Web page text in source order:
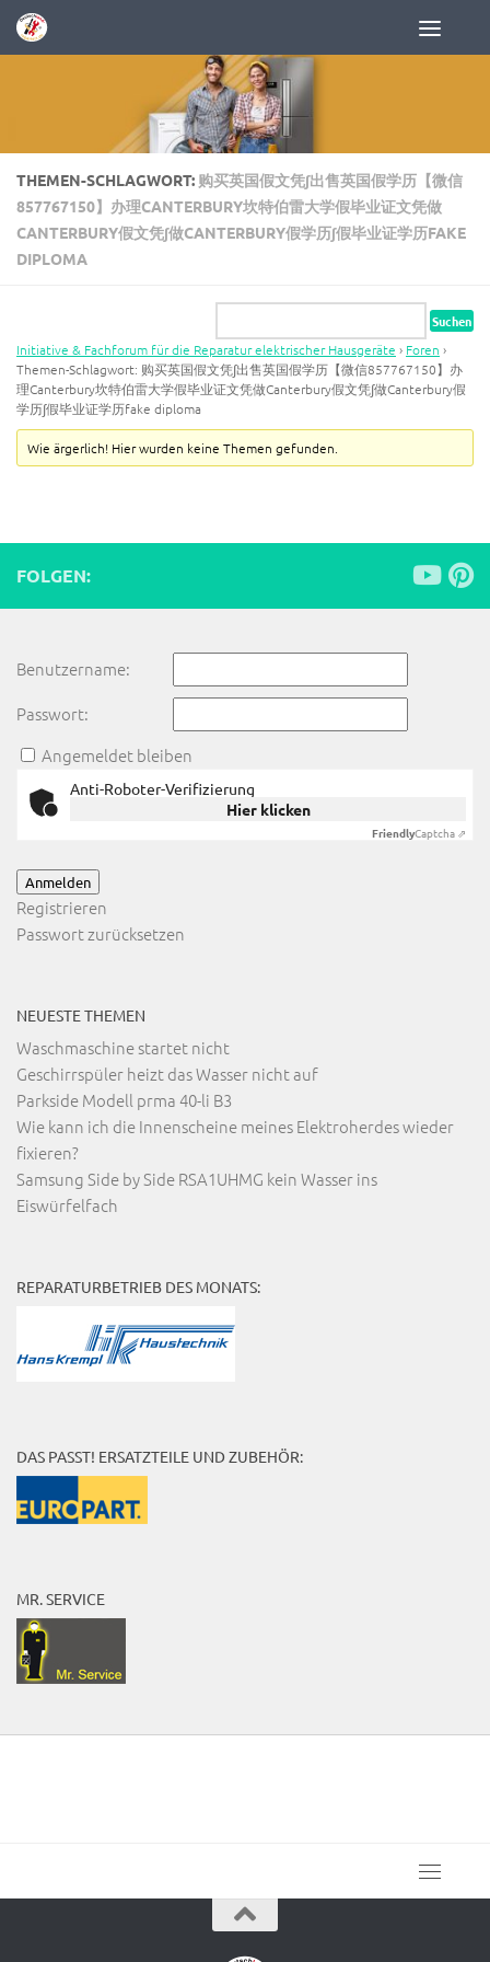
Zum Inhalt springen
THEMEN-SCHLAGWORT: 购买英国假文凭∫出售英国假学历【微信
857767150】办理CANTERBURY坎特伯雷大学假毕业证文凭做
CANTERBURY假文凭∫做CANTERBURY假学历∫假毕业证学历FAKE
DIPLOMA
Initiative & Fachforum für die Reparatur elektrischer Hausgeräte › Foren ›
Themen-Schlagwort: 购买英国假文凭∫出售英国假学历【微信857767150】办
理Canterbury坎特伯雷大学假毕业证文凭做Canterbury假文凭∫做Canterbury假
学历∫假毕业证学历fake diploma
Wie ärgerlich! Hier wurden keine Themen gefunden.
FOLGEN:
Benutzername:
Passwort:
Angemeldet bleiben
Anti-Roboter-Verifizierung
Hier klicken
FriendlyCaptcha ⇗
Anmelden
Registrieren
Passwort zurücksetzen
NEUESTE THEMEN
Waschmaschine startet nicht
Geschirrspüler heizt das Wasser nicht auf
Parkside Modell prma 40-li B3
Wie kann ich die Innenscheine meines Elektroherdes wieder
fixieren?
Samsung Side by Side RSA1UHMG kein Wasser ins
Eiswürfelfach
REPARATURBETRIEB DES MONATS:
DAS PASST! ERSATZTEILE UND ZUBEHÖR:
MR. SERVICE